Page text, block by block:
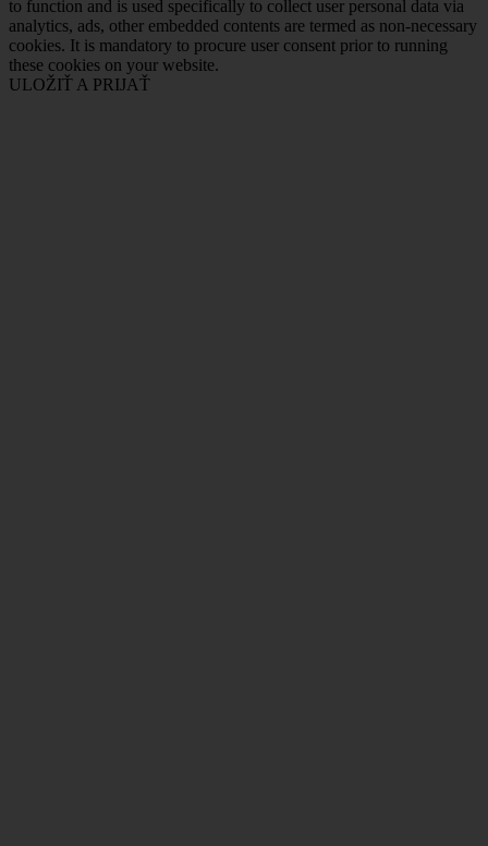
to function and is used specifically to collect user personal data via
analytics, ads, other embedded contents are termed as non-necessary
cookies. It is mandatory to procure user consent prior to running
these cookies on your website.
ULOŽIŤ A PRIJAŤ